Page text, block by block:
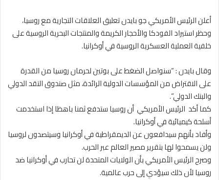
أعلن الرئيس الأمريكي جو بايدن تعليق العلاقات التجارية مع روسيا،
وحظر استيراد الفودكا والأحجار الكريمة والمنتجات البحرية الروسية على
خلفية العملية العسكرية الروسية في أوكرانيا.
وقال بايدن : “سنواصل الضغط على بوتين لحرمان روسيا من القدرة
على الاقتراض من المؤسسات الدولية الرائدة، مثل صندوق النقد الدولي
والبنك الدولي”.
كما أكد الرئيس الأمريكي أن روسيا ستدفع ثمنا باهظا إذا استخدمت
أسلحة كيميائية في أوكرانيا.
وأفاد بأنهم سيدافعون عن الديمقراطية في أوكرانيا وسيتصدون لروسيا
ولن يسمحوا لها بتقرير مصير العالم عبر الحرب.
وصرح الرئيس الأمريكي بأن الولايات المتحدة لن تحارب في أوكرانيا ضد
روسيا لأن ذلك سيؤدي إلى حرب عالمية.